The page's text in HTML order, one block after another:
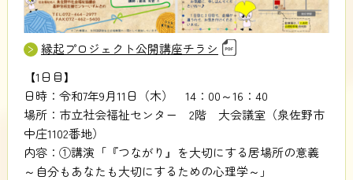
縁起プロジェクト公開講座チラシ
【1日目】
日時：令和7年9月11日（木） 14：00～16：40
場所：市立社会福祉センター 2階 大会議室（泉佐野市
中庄1102番地）
内容：①講演「『つながり』を大切にする居場所の意義
～自分もあなたも大切にするための心理学～」